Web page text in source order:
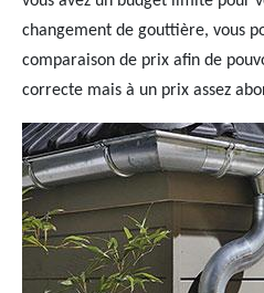
changement de gouttière, vous
comparaison de prix afin de
correcte mais à un prix assez